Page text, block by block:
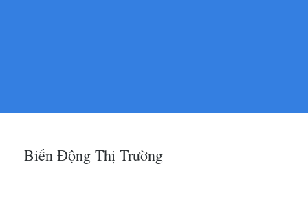
Biến Động Thị Trường